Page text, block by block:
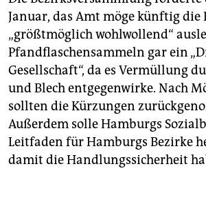
Januar, das Amt möge künftig die
„größtmöglich wohlwollend“
Pfandflaschensammeln gar ein
Gesellschaft“, da es Vermüllung
und Blech entgegenwirke. Nach
sollten die Kürzungen
Außerdem solle Hamburgs
Leitfaden für Hamburgs Bezirke
damit die Handlungssicherheit